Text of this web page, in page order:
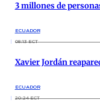
3 millones de
ECUADOR
08:13 ECT
Xavier Jordán
ECUADOR
20:24 ECT